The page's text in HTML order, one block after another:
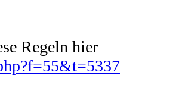
Regeln hier